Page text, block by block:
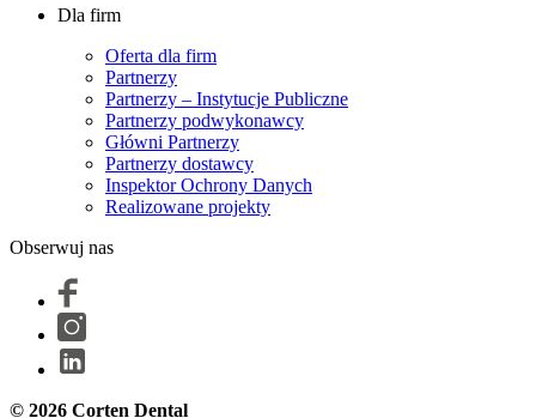
Dla firm
Oferta dla firm
Partnerzy
Partnerzy – Instytucje Publiczne
Partnerzy podwykonawcy
Główni Partnerzy
Partnerzy dostawcy
Inspektor Ochrony Danych
Realizowane projekty
Obserwuj nas
© 2026 Corten Dental